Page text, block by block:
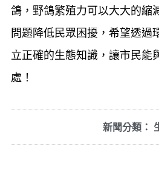
鴿，野鴿繁殖力可以大大的縮
問題降低民眾困擾，希望透過
立正確的生態知識，讓市民能
處！
新聞分類：